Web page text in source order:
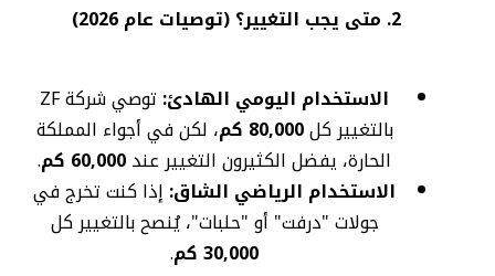
2. متى يجب التغيير؟ (توصيات عام 2026)
الاستخدام اليومي الهادئ:
توصي شركة ZF
بالتغيير كل80,000 كم
، لكن في أجواء المملكة
الحارة، يفضل الكثيرون التغيير عند60,000 كم
.
الاستخدام الرياضي الشاق: إذا كنت تخرج في
جولات "درفت" أو "حلبات"، يُنصح بالتغيير كل
30,000 كم
.